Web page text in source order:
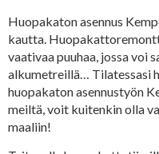
Huopakaton asennus
kautta.
vaativaa puuhaa, jossa voi
alkumetreillä… Tilatessasi
huopakaton asennustyön
meiltä, voit kuitenkin olla
maaliin!